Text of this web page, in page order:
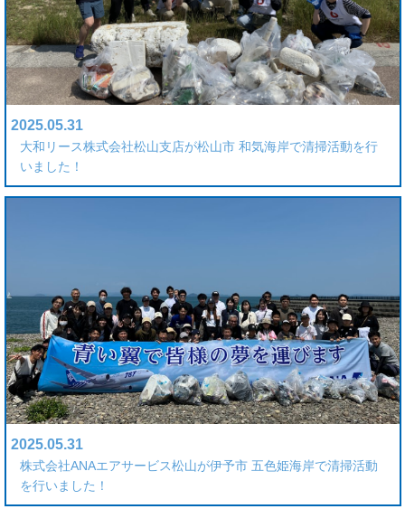
2025.05.31
大和リース株式会社松山支店が松山市 和気海岸で清掃活動を行
いました！
2025.05.31
株式会社ANAエアサービス松山が伊予市 五色姫海岸で清掃活動
を行いました！